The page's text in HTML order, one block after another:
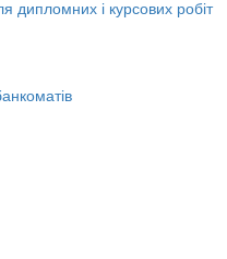
дипломних і курсових робіт